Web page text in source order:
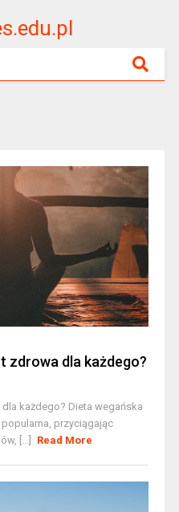
zdrowa dla każdego?
każdego? Dieta wegańska
przyciągając
[...]
Read More